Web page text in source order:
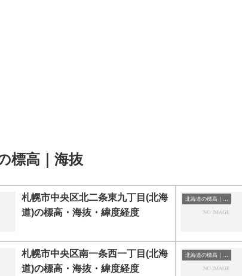
標高｜海抜
札幌市中央区北二条東九丁目(北海
道)の標高・海抜・緯度経度
札幌市中央区南一条西一丁目(北海
道)の標高・海抜・緯度経度